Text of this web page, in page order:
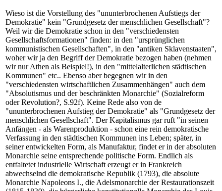
Wieso ist die Vorstellung des "ununterbrochenen Aufstiegs der
Demokratie" kein "Grundgesetz der menschlichen Gesellschaft"?
Weil wir die Demokratie schon in den "verschiedensten
Gesellschaftsformationen" finden: in den "ursprünglichen
kommunistischen Gesellschaften", in den "antiken Sklavenstaaten",
woher wir ja den Begriff der Demokratie bezogen haben (nehmen
wir nur Athen als Beispiel!), in den "mittelalterlichen städtischen
Kommunen" etc.. Ebenso aber begegnen wir in den
"verschiedensten wirtschaftlichen Zusammenhängen" auch dem
"Absolutismus und der beschränkten Monarchie" (Sozialreform
oder Revolution?, S.92f). Keine Rede also von de
"ununterbrochenen Aufstieg der Demokratie" als "Grundgesetz der
menschlichen Gesellschaft". Der Kapitalismus gar ruft "in seinen
Anfängen - als Warenproduktion - schon eine rein demokratische
Verfassung in den städtischen Kommunen ins Leben; später, in
seiner entwickelten Form, als Manufaktur, findet er in der absoluten
Monarchie seine entsprechende politische Form. Endlich als
entfaltetet industrielle Wirtschaft erzeugt er in Frankreich
abwechselnd die demokratische Republik (1793), die absolute
Monarchie Napoleons I., die Adelsmonarchie der Restaurationszeit